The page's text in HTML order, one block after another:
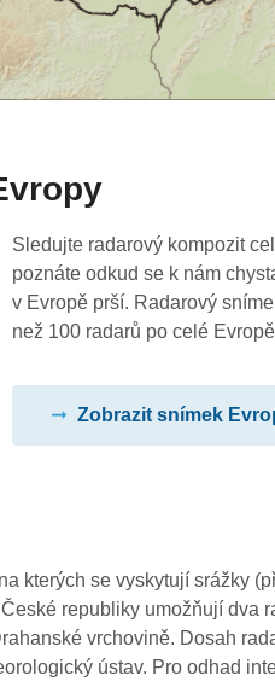
Sledujte radarový kompozit
poznáte odkud se k nám
v Evropě prší. Radarový
než 100 radarů po celé
Zobrazit snímek
kterých se vyskytují srážky
republiky umožňují dva
vrchovině. Dosah
ústav. Pro odhad